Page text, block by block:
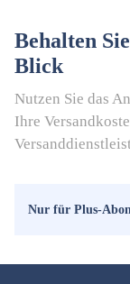
Behalten
Blick
Nutzen Sie das
Ihre
Nur für Plus-